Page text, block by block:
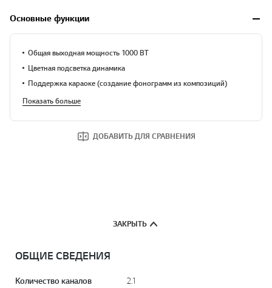
Основные функции
Общая выходная мощность 1000 ВТ
Цветная подсветка динамика
Поддержка караоке (создание фонограмм из композиций)
Показать больше
ДОБАВИТЬ ДЛЯ СРАВНЕНИЯ
ЗАКРЫТЬ
ОБЩИЕ СВЕДЕНИЯ
Количество каналов 2.1